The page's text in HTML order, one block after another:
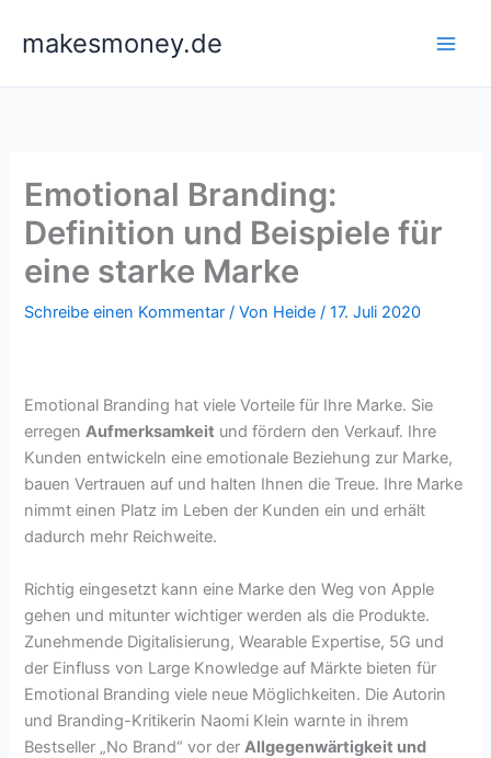
Inhaltmakesmoney.de
Emotional Branding:
Definition und Beispiele für
eine starke Marke
Schreibe einen Kommentar / Von Heide/17. Juli 2020
Emotional Branding hat viele Vorteile für Ihre Marke. Sie
erregenAufmerksamkeit und fördern den Verkauf. Ihre
Kunden entwickeln eine emotionale Beziehung zur Marke,
bauen Vertrauen auf und halten Ihnen die Treue. Ihre Marke
nimmt einen Platz im Leben der Kunden ein und erhält
dadurch mehr Reichweite.
Richtig eingesetzt kann eine Marke den Weg von Apple
gehen und mitunter wichtiger werden als die Produkte.
Zunehmende Digitalisierung, Wearable Expertise, 5G und
der Einfluss von Large Knowledge auf Märkte bieten für
Emotional Branding viele neue Möglichkeiten. Die Autorin
und Branding-Kritikerin Naomi Klein warnte in ihrem
Bestseller „No Brand“ vor der Allgegenwärtigkeit und